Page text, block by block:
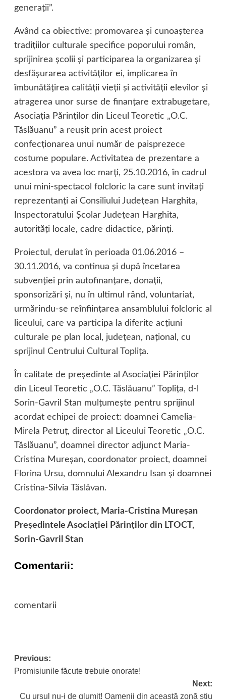
generaţii”.
Având ca obiective: promovarea şi cunoaşterea
tradiţiilor culturale specifice poporului român,
sprijinirea şcolii şi participarea la organizarea şi
desfăşurarea activităţilor ei, implicarea în
îmbunătăţirea calităţii vieţii şi activităţii elevilor şi
atragerea unor surse de finanţare extrabugetare,
Asociaţia Părinţilor din Liceul Teoretic „O.C.
Tăslăuanu” a reuşit prin acest proiect
confecţionarea unui număr de paisprezece
costume populare. Activitatea de prezentare a
acestora va avea loc marţi, 25.10.2016, în cadrul
unui mini-spectacol folcloric la care sunt invitaţi
reprezentanţi ai Consiliului Judeţean Harghita,
Inspectoratului Şcolar Judeţean Harghita,
autorităţi locale, cadre didactice, părinţi.
Proiectul, derulat în perioada 01.06.2016 –
30.11.2016, va continua şi după încetarea
subvenţiei prin autofinanţare, donaţii,
sponsorizări şi, nu în ultimul rând, voluntariat,
urmărindu-se reînfiinţarea ansamblului folcloric al
liceului, care va participa la diferite acţiuni
culturale pe plan local, judeţean, naţional, cu
sprijinul Centrului Cultural Topliţa.
În calitate de preşedinte al Asociaţiei Părinţilor
din Liceul Teoretic „O.C. Tăslăuanu” Topliţa, d-l
Sorin-Gavril Stan mulţumeşte pentru sprijinul
acordat echipei de proiect: doamnei Camelia-
Mirela Petruţ, director al Liceului Teoretic „O.C.
Tăslăuanu”, doamnei director adjunct Maria-
Cristina Mureşan, coordonator proiect, doamnei
Florina Ursu, domnului Alexandru Isan şi doamnei
Cristina-Silvia Tăslăvan.
Coordonator proiect, Maria-Cristina Mureşan
Preşedintele Asociaţiei Părinţilor din LTOCT,
Sorin-Gavril Stan
Comentarii:
comentarii
Post
Previous:
Promisiunile făcute trebuie onorate!
Next:
Cu ursul nu-i de glumit! Oamenii din această zonă ştiu